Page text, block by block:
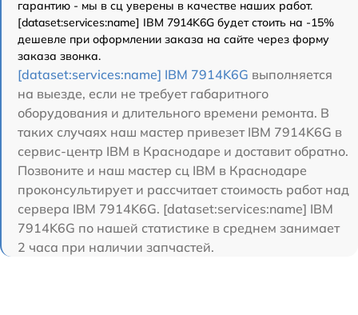
гарантию - мы в сц уверены в качестве наших работ.
[dataset:services:name] IBM 7914K6G будет стоить на -15%
дешевле при оформлении заказа на сайте через форму
заказа звонка.
[dataset:services:name] IBM 7914K6G выполняется
на выезде, если не требует габаритного
оборудования и длительного времени ремонта. В
таких случаях наш мастер привезет IBM 7914K6G в
сервис-центр IBM в Краснодаре и доставит обратно.
Позвоните и наш мастер сц IBM в Краснодаре
проконсультирует и рассчитает стоимость работ над
сервера IBM 7914K6G. [dataset:services:name] IBM
7914K6G по нашей статистике в среднем занимает
2 часа при наличии запчастей.